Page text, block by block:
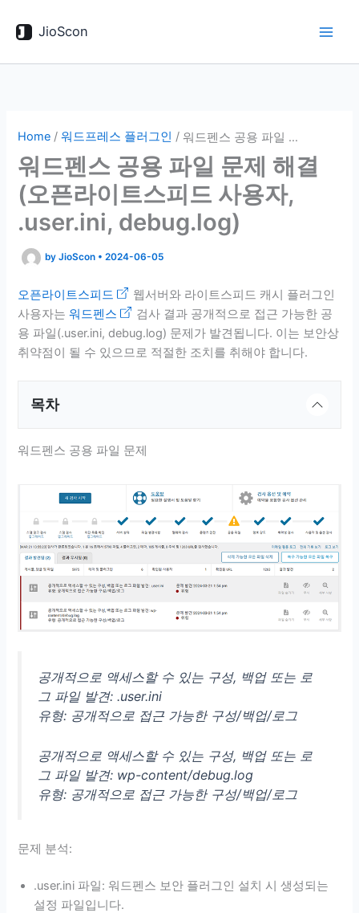
로
JioScon
Home /워드프레스 플러그인 / 워드펜스 공용 파일 문제 해결(오픈라이트스피드 사용자, .user.ini, debug.log)
워드펜스 공용 파일 문제 해결
(오픈라이트스피드 사용자,
.user.ini, debug.log)
by JioScon •2024-06-05
오픈라이트스피드
웹서버와 라이트스피드 캐시 플러그인
사용자는워드펜스
검사 결과 공개적으로 접근 가능한 공
용 파일(.user.ini, debug.log) 문제가 발견됩니다. 이는 보안상
취약점이 될 수 있으므로 적절한 조치를 취해야 합니다.
목차
워드펜스 공용 파일 문제
공개적으로 액세스할 수 있는 구성, 백업 또는 로
그 파일 발견: .user.ini
유형: 공개적으로 접근 가능한 구성/백업/로그
공개적으로 액세스할 수 있는 구성, 백업 또는 로
그 파일 발견: wp-content/debug.log
유형: 공개적으로 접근 가능한 구성/백업/로그
문제 분석:
.user.ini 파일: 워드펜스 보안 플러그인 설치 시 생성되는
설정 파일입니다.